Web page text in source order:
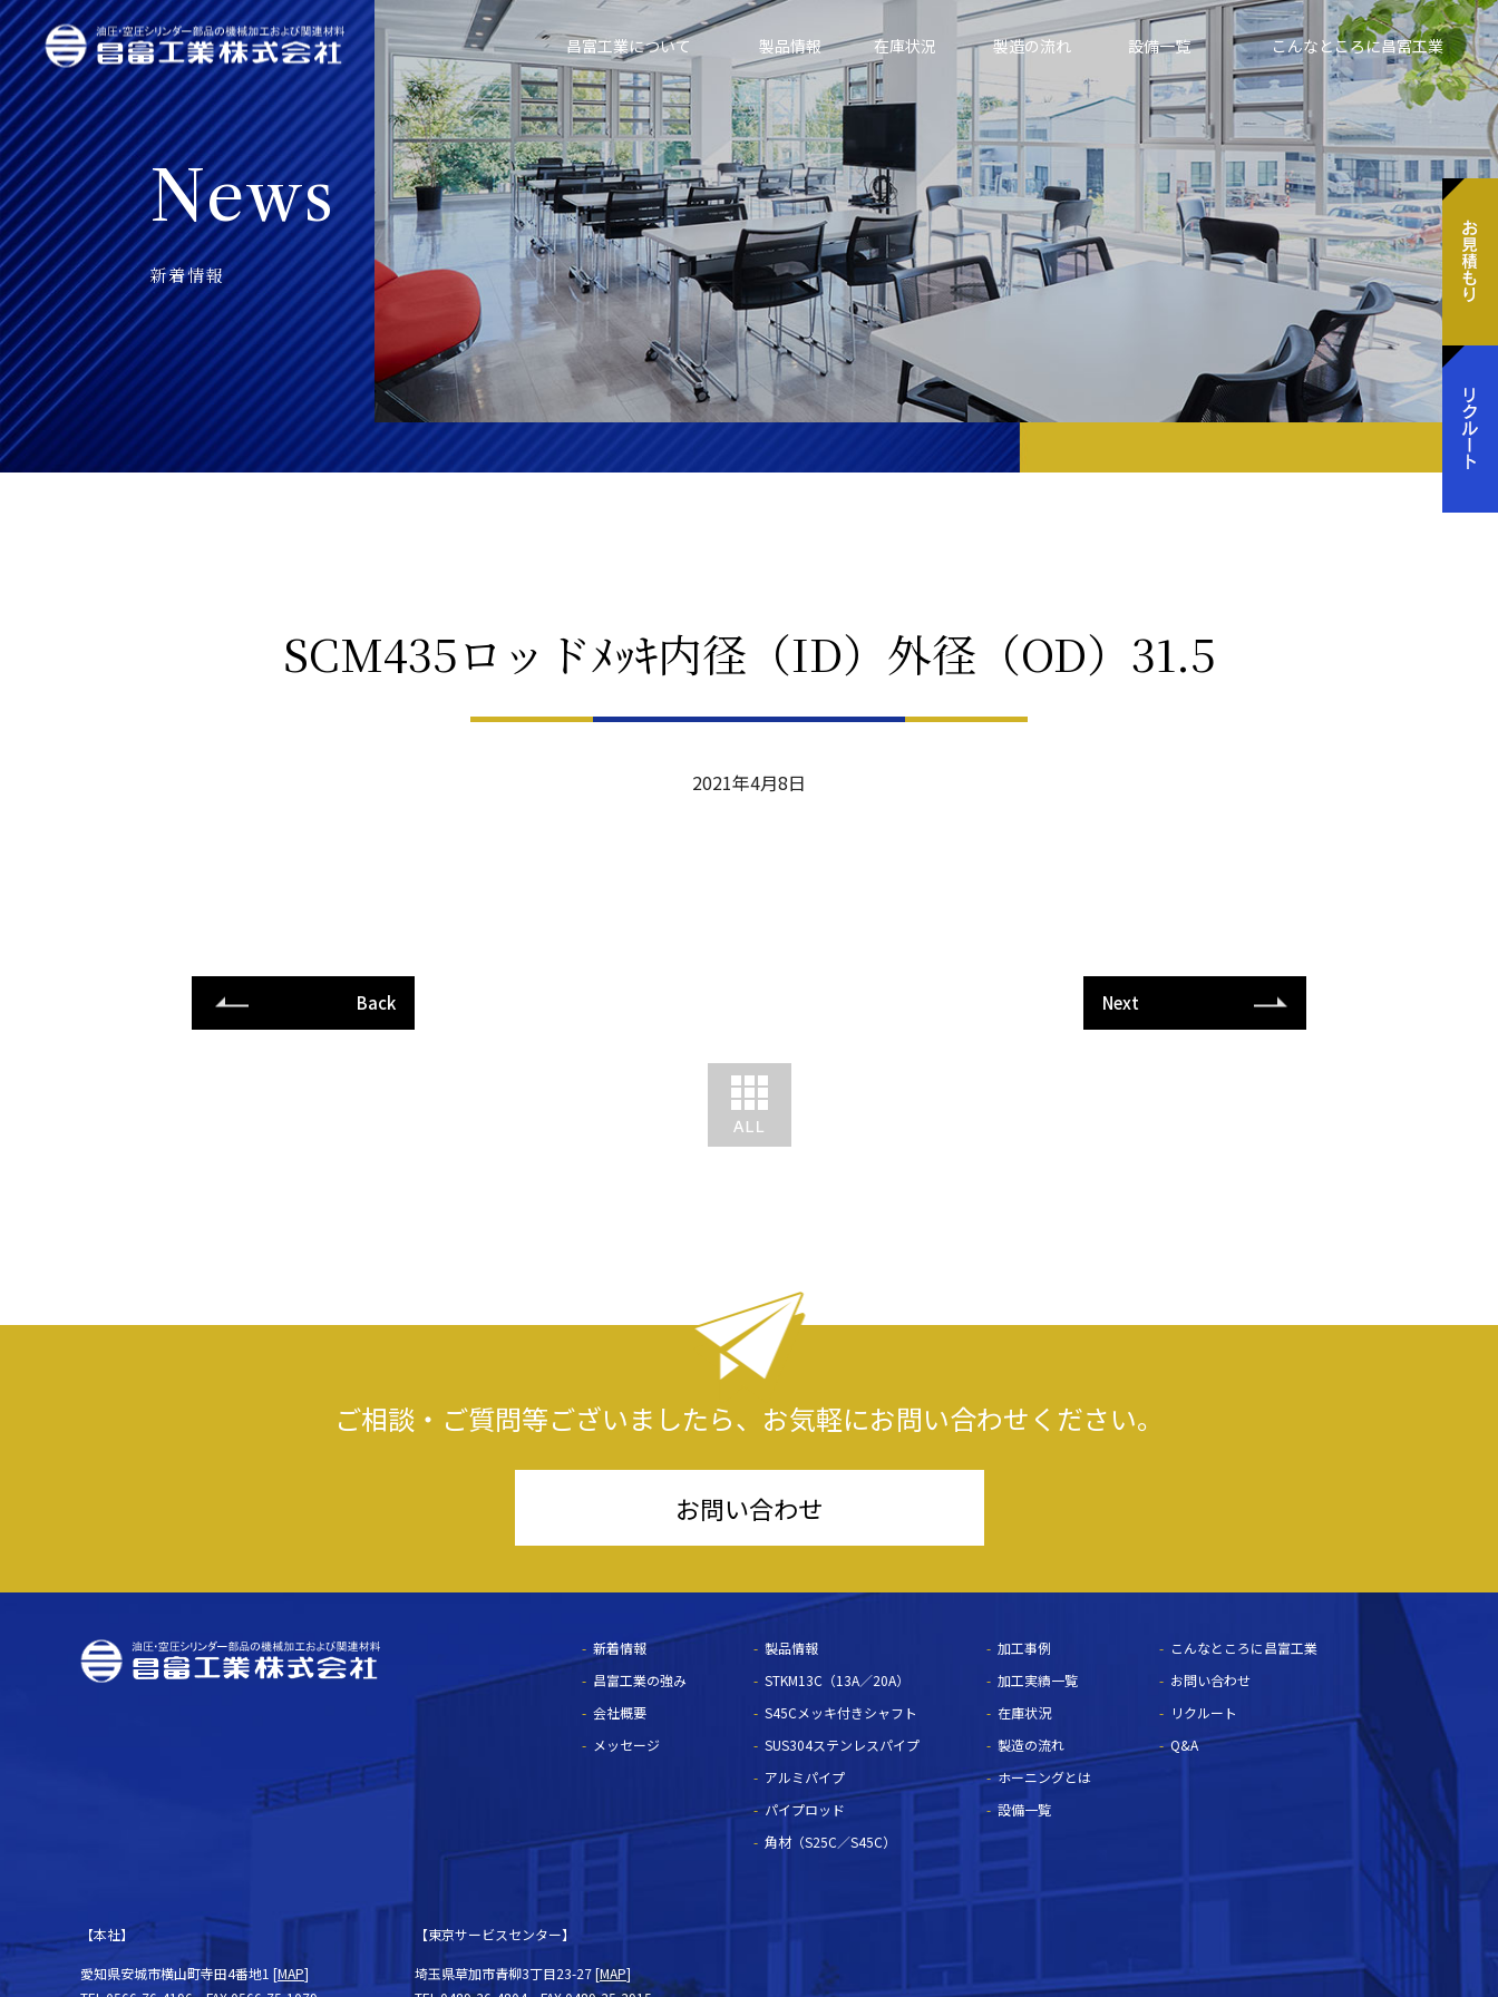
昌富工業について 製品情報 在庫状況 製造の流れ 設備一覧 こんなところに昌富工業
News
新着情報
SCM435ロッドﾒｯｷ内径（ID）外径（OD）31.5
2021年4月8日
Back Next
ご相談・ご質問等ございましたら、 お気軽にお問い合わせください。
お問い合わせ
新着情報
昌富工業の強み
会社概要
メッセージ
製品情報
STKM13C（13A／20A）
S45Cメッキ付きシャフト
SUS304ステンレスパイプ
アルミパイプ
パイプロッド
角材（S25C／S45C）
加工事例
加工実績一覧
在庫状況
製造の流れ
ホーニングとは
設備一覧
こんなところに昌富工業
お問い合わせ
リクルート
Q&A
【本社】
愛知県安城市横山町寺田4番地1 [MAP]
【東京サービスセンター】
埼玉県草加市青柳3丁目23-27 [MAP]